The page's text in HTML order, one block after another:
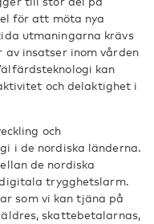
för att möta nya
utmaningarna krävs
av insatser inom vården
kan
och delaktighet i
och
i de nordiska länderna.
de nordiska
trygghetslarm.
som vi kan tjäna på
skattebetalarnas,